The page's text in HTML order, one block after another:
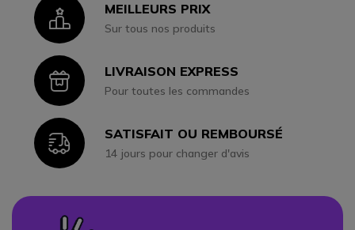
IconMEILLEURS PRIX
Sur tous nos produits
IconLIVRAISON EXPRESS
Pour toutes les commandes
IconSATISFAIT OU REMBOURSÉ
14 jours pour changer d'avis